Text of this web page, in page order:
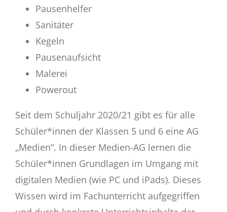
Pausenhelfer
Sanitäter
Kegeln
Pausenaufsicht
Malerei
Powerout
Seit dem Schuljahr 2020/21 gibt es für alle
Schüler*innen der Klassen 5 und 6 eine AG
„Medien“. In dieser Medien-AG lernen die
Schüler*innen Grundlagen im Umgang mit
digitalen Medien (wie PC und iPads). Dieses
Wissen wird im Fachunterricht aufgegriffen